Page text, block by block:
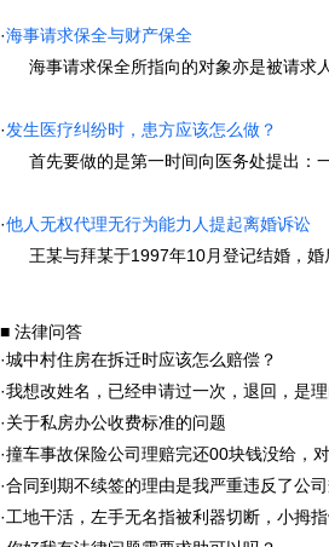
·海事请求保全与财产保全
海事请求保全所指向的对象亦是被请求人
·发生医疗纠纷时，患方应该怎么做？
首先要做的是第一时间向医务处提出：
·他人无权代理无行为能力人提起离婚诉讼
王某与拜某于1997年10月登记结婚，婚
■ 法律问答
·城中村住房在拆迁时应该怎么赔偿？
·我想改姓名，已经申请过一次，退回，是
·关于私房办公收费标准的问题
·撞车事故保险公司理赔完还00块钱没给，
·合同到期不续签的理由是我严重违反了公
·工地干活，左手无名指被利器切断，小拇